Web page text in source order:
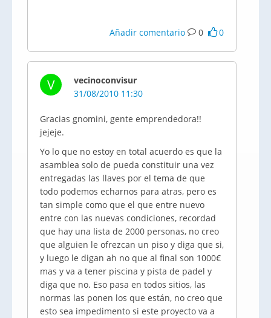
Añadir comentario 0 0
V
vecinoconvisur
31/08/2010 11:30
Gracias gnomini, gente emprendedora!!
jejeje.
Yo lo que no estoy en total acuerdo es que la
asamblea solo de pueda constituir una vez
entregadas las llaves por el tema de que
todo podemos echarnos para atras, pero es
tan simple como que el que entre nuevo
entre con las nuevas condiciones, recordad
que hay una lista de 2000 personas, no creo
que alguien le ofrezcan un piso y diga que si,
y luego le digan ah no que al final son 1000€
mas y va a tener piscina y pista de padel y
diga que no. Eso pasa en todos sitios, las
normas las ponen los que están, no creo que
esto sea impedimento si este proyecto va a